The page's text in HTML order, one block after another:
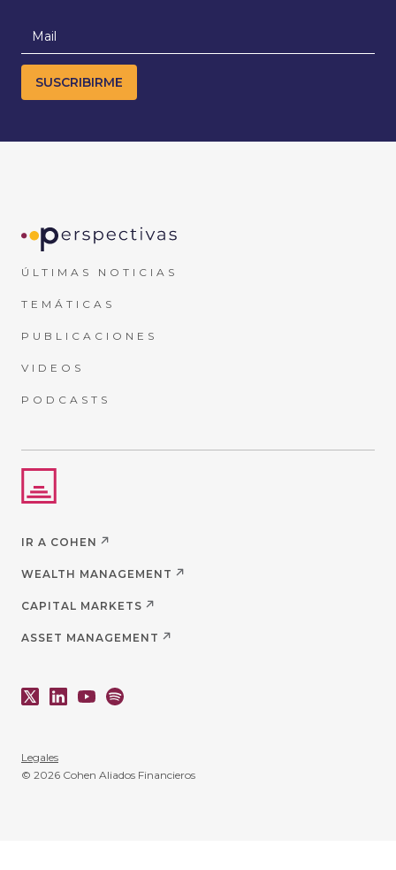
ÚLTIMAS NOTICIAS
TEMÁTICAS
PUBLICACIONES
VIDEOS
PODCASTS
IR A COHEN
WEALTH MANAGEMENT
CAPITAL MARKETS
ASSET MANAGEMENT
Legales
© 2026 Cohen Aliados Financieros